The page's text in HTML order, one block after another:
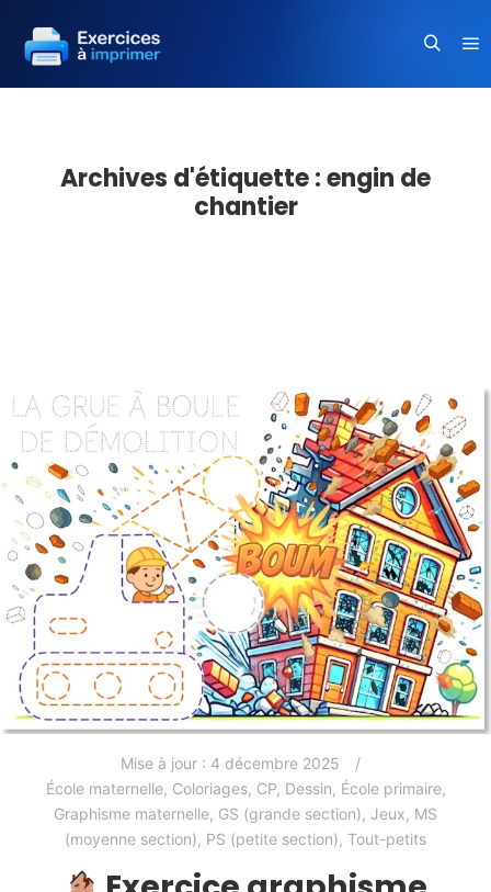
Archives d'étiquette :engin de
chantier
Mise à jour : 4 décembre 2025
École maternelle, Coloriages, CP, Dessin, École primaire,
Graphisme maternelle, GS (grande section), Jeux, MS
(moyenne section), PS (petite section), Tout-petits